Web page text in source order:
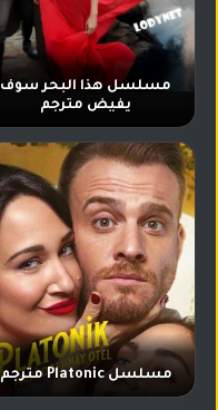
مسلسل هذا البحر سوف
يفيض مترجم
مسلسل Platonic مترجم